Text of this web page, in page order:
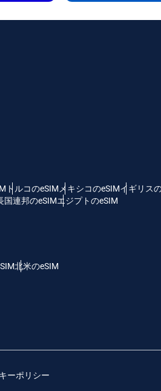
トルコのeSIM メキシコのeSIMイギリス
国連邦のeSIMエジプトのeSIM
北米のeSIM
ーポリシー
Deutsch
Polski
THB - タイ・バーツ
メールアドレス